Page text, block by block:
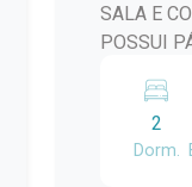
SALA E
POSSUI
2
Dorm.